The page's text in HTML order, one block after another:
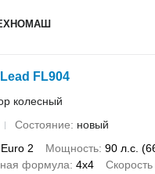
FL904
колесный
Состояние
новый
Euro 2 Мощность 90 л.с.
формула 4x4